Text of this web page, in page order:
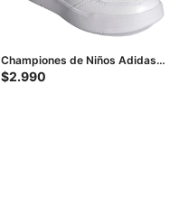
Championes de Niños Adidas
Tensaur Sport 3.0 Cf - Blanco -
$2.990